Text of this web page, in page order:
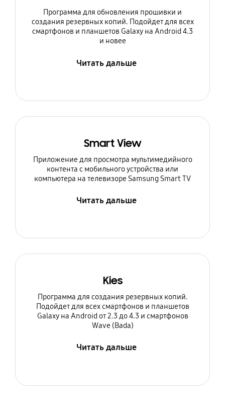
Программа для обновления прошивки и
создания резервных копий. Подойдет для всех
смартфонов и планшетов Galaxy на Android 4.3
и новее
Читать дальше
Smart View
Приложение для просмотра мультимедийного
контента с мобильного устройства или
компьютера на телевизоре Samsung Smart TV
Читать дальше
Kies
Программа для создания резервных копий.
Подойдет для всех смартфонов и планшетов
Galaxy на Android от 2.3 до 4.3 и смартфонов
Wave (Bada)
Читать дальше